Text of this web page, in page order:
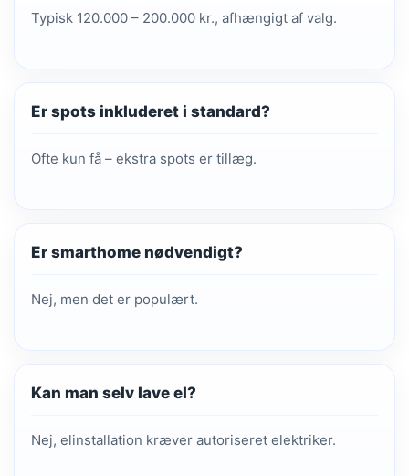
Typisk 120.000 – 200.000 kr., afhængigt af valg.
Er spots inkluderet i standard?
Ofte kun få – ekstra spots er tillæg.
Er smarthome nødvendigt?
Nej, men det er populært.
Kan man selv lave el?
Nej, elinstallation kræver autoriseret elektriker.